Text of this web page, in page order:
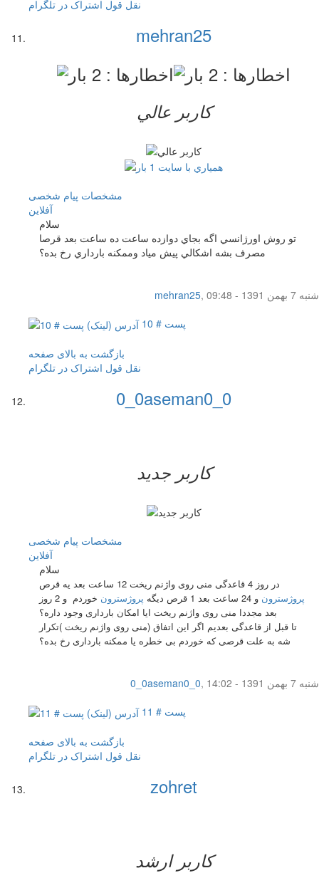
نقل قول اشتراک در تلگرام
mehran25
کاربر عالي
مشخصات پیام شخصی
آفلاين
سلام
تو روش اورژانسي اگه بجاي دوازده ساعت ده ساعت بعد قرصا
مصرف بشه اشكالي پيش مياد وممكنه بارداري رخ بده؟
mehran25,
شنبه 7 بهمن 1391 - 09:48
پست # 10
بازگشت به بالای صفحه
نقل قول اشتراک در تلگرام
0_0aseman0_0
کاربر جدید
مشخصات پیام شخصی
آفلاين
سلام
در روز 4 قاعدگی منی روی واژنم ریخت 12 ساعت بعد یه قرص
پروژسترون و 24 ساعت بعد 1 قرص دیگه پروژسترون
خوردم و 2 روز
بعد مجددا منی روی واژنم ریخت ایا امکان بارداری وجود داره؟
تا قبل از قاعدگی بعدیم اگر این اتفاق (منی روی واژنم ریخت )تکرار
شه به علت قرصی که خوردم بی خطره یا ممکنه بارداری رخ بده؟
0_0aseman0_0,
شنبه 7 بهمن 1391 - 14:02
پست # 11
بازگشت به بالای صفحه
نقل قول اشتراک در تلگرام
zohret
کاربر ارشد